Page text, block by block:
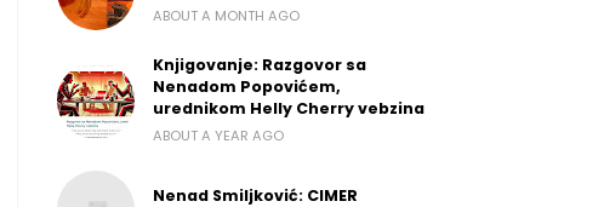
ABOUT A MONTH AGO
Knjigovanje: Razgovor sa
Nenadom Popovićem,
urednikom Helly Cherry vebzina
ABOUT A YEAR AGO
Nenad Smiljković: CIMER